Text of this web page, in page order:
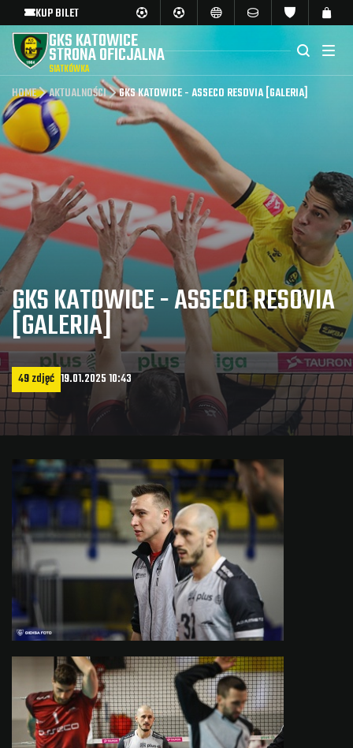
KUP BILET
GKS KATOWICE
STRONA OFICJALNA
SIATKÓWKA
HOME AKTUALNOŚCI GKS KATOWICE - ASSECO RESOVIA [GALERIA]
GKS KATOWICE - ASSECO RESOVIA
[GALERIA]
49 zdjęć 19.01.2025 10:43